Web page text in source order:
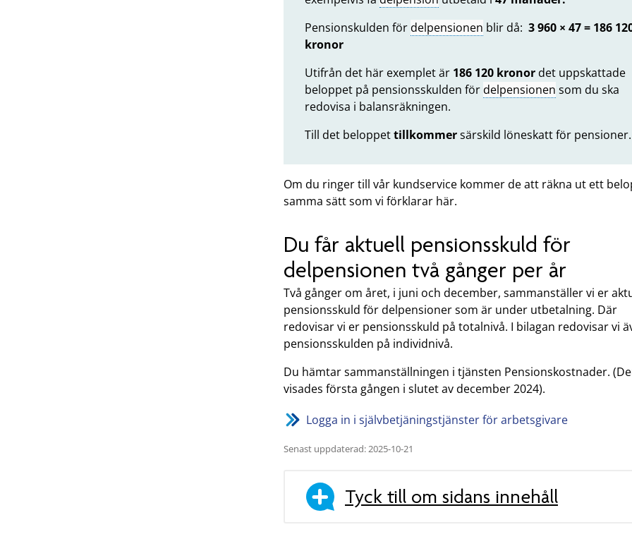
Pensionskulden fördelpensionen blir då: 3 960 × 47 = 186
kronor
Utifrån det här exemplet är 186 120 kronor det uppskattade
beloppet på pensionsskulden fördelpensionen som du ska
redovisa i balansräkningen.
Till det beloppettillkommersärskild löneskatt för pensioner.
Om du ringer till vår kundservice kommer de att räkna ut ett
samma sätt som vi förklarar här.
Du får aktuell pensionsskuld för
delpensionen två gånger per år
Två gånger om året, i juni och december, sammanställer vi er
pensionsskuld för delpensioner som är under utbetalning. Där
redovisar vi er pensionsskuld på totalnivå. I bilagan redovisar vi
pensionsskulden på individnivå.
Du hämtar sammanställningen i tjänsten Pensionskostnader.
visades första gången i slutet av december 2024).
Logga in i självbetjäningstjänster för arbetsgivare
Senast uppdaterad: 2025-10-21
Tyck till om sidans innehåll